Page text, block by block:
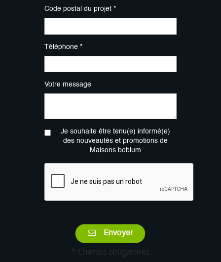
Code postal du projet *
Téléphone *
Votre message
Je souhaite être tenu(e) informé(e)
des nouveautés et promotions de
Maisons bebium
Envoyer
* Champs obligatoires